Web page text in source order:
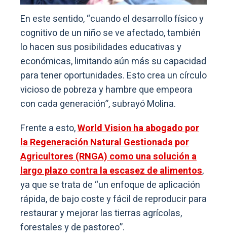
En este sentido, “cuando el desarrollo físico y
cognitivo de un niño se ve afectado, también
lo hacen sus posibilidades educativas y
económicas, limitando aún más su capacidad
para tener oportunidades. Esto crea un círculo
vicioso de pobreza y hambre que empeora
con cada generación”, subrayó Molina.
Frente a esto,World Vision ha abogado por
la Regeneración Natural Gestionada por
Agricultores (RNGA) como una solución a
largo plazo contra la escasez de alimentos,
ya que se trata de “un enfoque de aplicación
rápida, de bajo coste y fácil de reproducir para
restaurar y mejorar las tierras agrícolas,
forestales y de pastoreo”.